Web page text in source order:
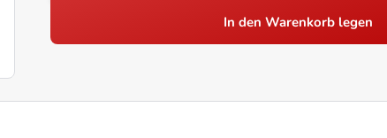
In den Warenkorb legen